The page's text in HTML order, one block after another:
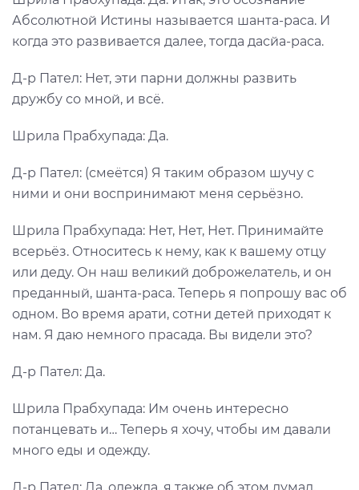
Абсолютной Истины называется шанта-раса. И
когда это развивается далее, тогда дасйа-раса.
Д-р Пател: Нет, эти парни должны развить
дружбу со мной, и всё.
Шрила Прабхупада: Да.
Д-р Пател: (смеётся) Я таким образом шучу с
ними и они воспринимают меня серьёзно.
Шрила Прабхупада: Нет, Нет, Нет. Принимайте
всерьёз. Относитесь к нему, как к вашему отцу
или деду. Он наш великий доброжелатель, и он
преданный, шанта-раса. Теперь я попрошу вас об
одном. Во время арати, сотни детей приходят к
нам. Я даю немного прасада. Вы видели это?
Д-р Пател: Да.
Шрила Прабхупада: Им очень интересно
потанцевать и… Теперь я хочу, чтобы им давали
много еды и одежду.